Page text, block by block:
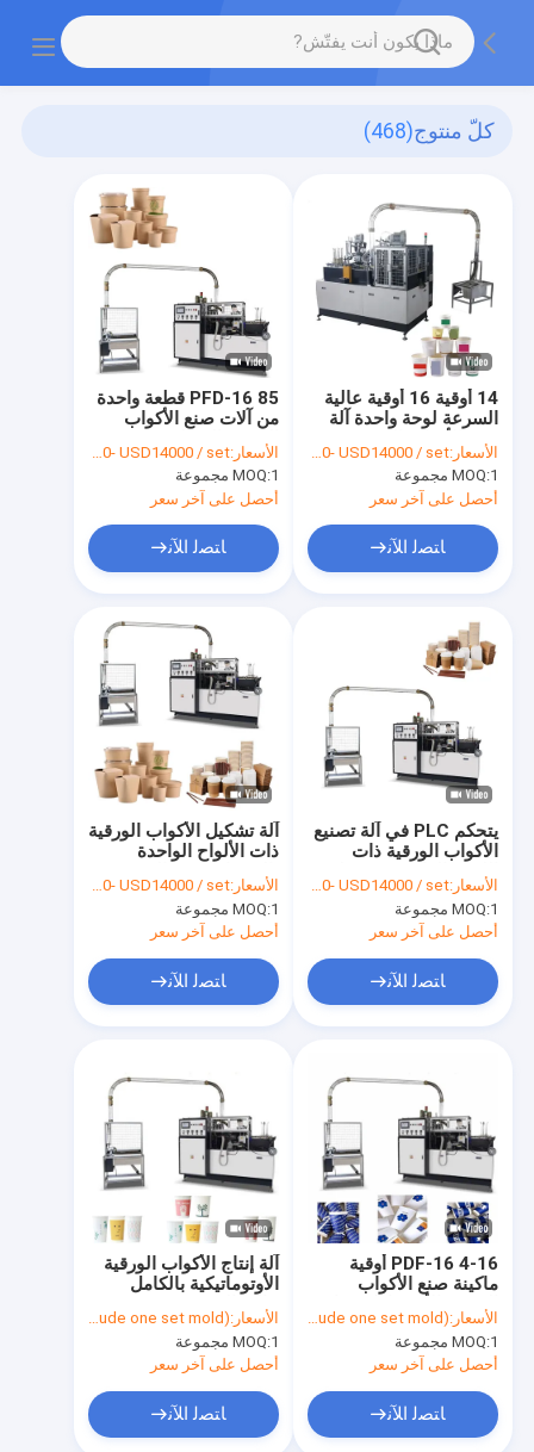
كلّ منتوج(468)
PFD-16 85 قطعة واحدة
من آلات صنع الأكواب
واحدة
الأسعار:USD 13200- USD14000 / set
MOQ:1 مجموعة
أحصل على آخر سعر
ﺎﺘﺼﻟ ﺍﻶﻧ
14 أوقية 16 أوقية عالية
السرعة لوحة واحدة آلة
صنع الأكواب الورقية
الأسعار:USD 13200- USD14000 / set
MOQ:1 مجموعة
أحصل على آخر سعر
ﺎﺘﺼﻟ ﺍﻶﻧ
آلة تشكيل الأكواب الورقية
ذات الألواح الواحدة
بالموجات فوق الصوتية
المفتوحة
الأسعار:USD 13200- USD14000 / set
MOQ:1 مجموعة
أحصل على آخر سعر
ﺎﺘﺼﻟ ﺍﻶﻧ
يتحكم PLC في آلة تصنيع
الأكواب الورقية ذات
دقيقة
الأسعار:USD 13200- USD14000 / set
MOQ:1 مجموعة
أحصل على آخر سعر
ﺎﺘﺼﻟ ﺍﻶﻧ
آلة إنتاج الأكواب الورقية
الأوتوماتيكية بالكامل
4KW
الأسعار:USD$ 13,980/ set (include one set mold)
MOQ:1 مجموعة
أحصل على آخر سعر
ﺎﺘﺼﻟ ﺍﻶﻧ
PDF-16 4-16 أوقية
ماكينة صنع الأكواب
الورقية الأوتوماتيكية ذات
السرعة العالية CE
الأسعار:USD$ 13,980/ set (include one set mold)
MOQ:1 مجموعة
أحصل على آخر سعر
ﺎﺘﺼﻟ ﺍﻶﻧ